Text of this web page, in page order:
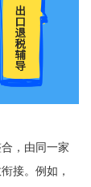
，由同一家
接。例如，